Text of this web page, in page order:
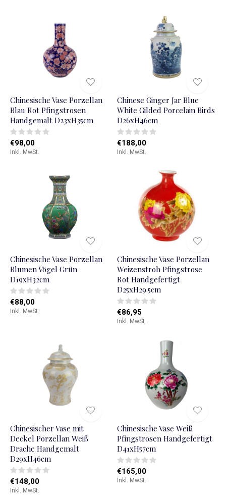
Chinesische Vase Porzellan
Blau Rot Pfingstrosen
Handgemalt D23xH35cm
€98,00
Inkl. MwSt.
Chinese Ginger Jar Blue
White Gilded Porcelain Birds
D26xH46cm
€188,00
Inkl. MwSt.
Chinesische Vase Porzellan
Blumen Vögel Grün
D19xH32cm
€88,00
Inkl. MwSt.
Chinesische Vase Porzellan
Weizenstroh Pfingstrose
Rot Handgefertigt
D25xH29.5cm
€86,95
Inkl. MwSt.
Chinesischer Vase mit
Deckel Porzellan Weiß
Drache Handgemalt
D29xH46cm
€148,00
Inkl. MwSt.
Chinesische Vase Weiß
Pfingstrosen Handgefertigt
D41xH57cm
€165,00
Inkl. MwSt.